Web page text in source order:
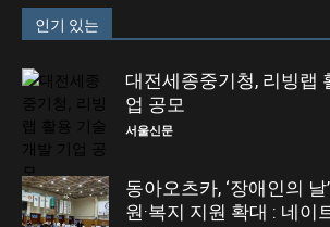
인기 있는
대전세종중기청, 리빙랩
업 공모
서울신문
동아오츠카, ‘장애인의
원·복지 지원 확대 : 네이